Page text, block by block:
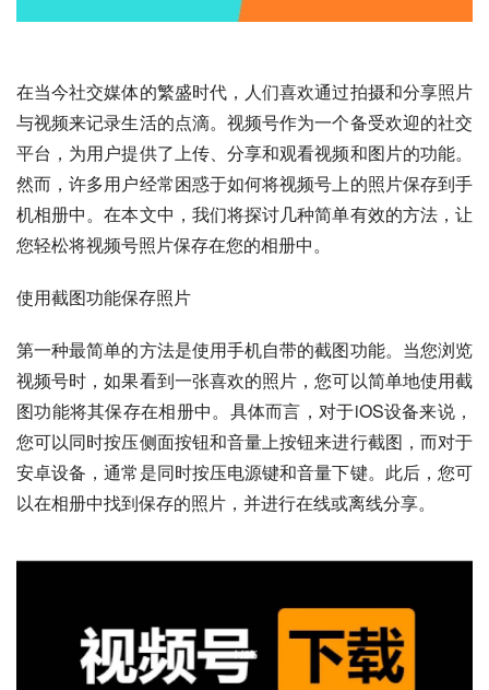
在当今社交媒体的繁盛时代，人们喜欢通过拍摄和分享照片
与视频来记录生活的点滴。视频号作为一个备受欢迎的社交
平台，为用户提供了上传、分享和观看视频和图片的功能。
然而，许多用户经常困惑于如何将视频号上的照片保存到手
机相册中。在本文中，我们将探讨几种简单有效的方法，让
您轻松将视频号照片保存在您的相册中。
使用截图功能保存照片
第一种最简单的方法是使用手机自带的截图功能。当您浏览
视频号时，如果看到一张喜欢的照片，您可以简单地使用截
图功能将其保存在相册中。具体而言，对于iOS设备来说，
您可以同时按压侧面按钮和音量上按钮来进行截图，而对于
安卓设备，通常是同时按压电源键和音量下键。此后，您可
以在相册中找到保存的照片，并进行在线或离线分享。